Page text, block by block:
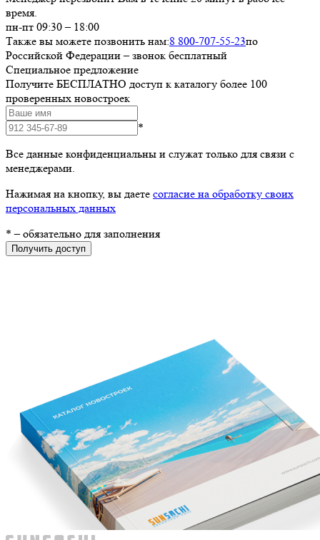
время.
пн-пт 09:30 – 18:00
Также вы можете позвонить нам:8 800-707-55-23по
Российской Федерации – звонок бесплатный
Специальное предложение
Получите БЕСПЛАТНО доступ к каталогу более 100
проверенных новостроек
*
Все данные конфиденциальны и служат только для связи с
менеджерами.
Нажимая на кнопку, вы даете согласие на обработку своих
персональных данных
* – обязательно для заполнения
Получить доступ